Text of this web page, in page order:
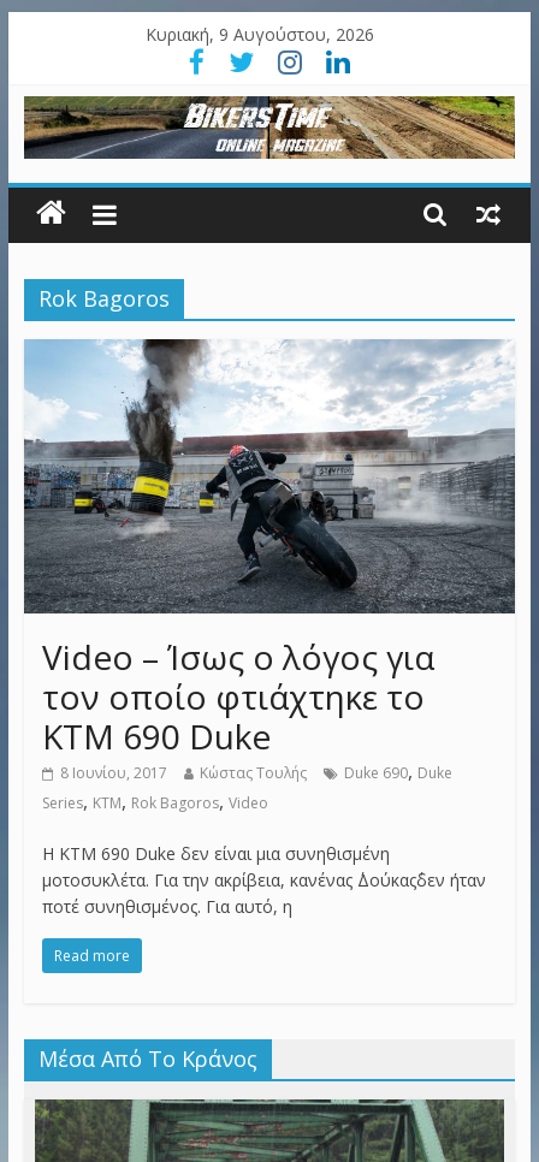
Κυριακή, 9 Αυγούστου, 2026
Rok Bagoros
Video – Ίσως ο λόγος για
τον οποίο φτιάχτηκε το
KTM 690 Duke
8 Ιουνίου, 2017 Κώστας Τουλής Duke 690, Duke
Series, KTM, Rok Bagoros, Video
H KTM 690 Duke δεν είναι μια συνηθισμένη
μοτοσυκλέτα. Για την ακρίβεια, κανένας ΄Δούκας΄δεν ήταν
ποτέ συνηθισμένος. Για αυτό, η
Read more
Μέσα Από Το Κράνος